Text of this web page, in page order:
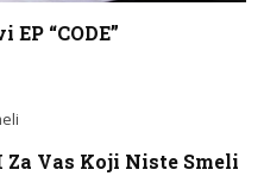
“CODE”
Vas Koji Niste Smeli